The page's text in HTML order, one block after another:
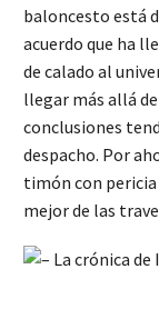
baloncesto está
acuerdo que ha
de calado al
llegar más allá
conclusiones
despacho. Por
timón con
mejor de las